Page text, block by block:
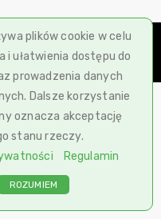
plików cookie w celu
i ułatwienia dostępu do
prowadzenia danych
Dalsze korzystanie
oznacza akceptację
stanu rzeczy.
Regulamin
ROZUMIEM